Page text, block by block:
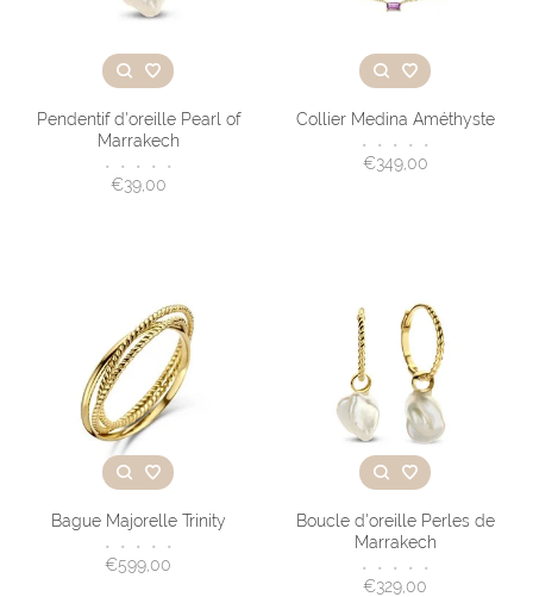
Pendentif d'oreille Pearl of
Marrakech
• • • • •
€39,00
Collier Medina Améthyste
• • • • •
€349,00
Bague Majorelle Trinity
• • • • •
€599,00
Boucle d'oreille Perles de
Marrakech
• • • • •
€329,00